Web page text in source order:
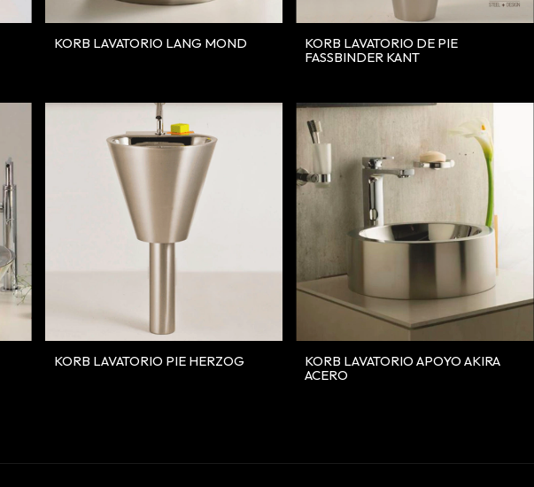
KORB LAVATORIO LANG MOND
KORB LAVATORIO DE PIE
FASSBINDER KANT
KORB LAVATORIO PIE HERZOG
KORB LAVATORIO APOYO AKIRA
ACERO